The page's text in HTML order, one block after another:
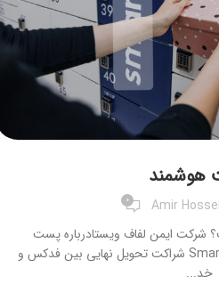
هوشمند
Amir
0
ایمن لفاف ویستادرباره پست
هوشمند توضیح می دهد. SmartPost شراکت تحویل نهایی بین فدکس و
خد...